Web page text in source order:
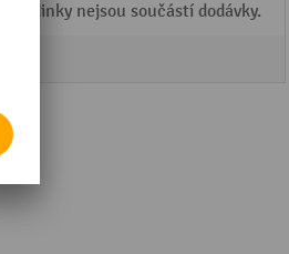
hmoždinky nejsou součástí dodávky.